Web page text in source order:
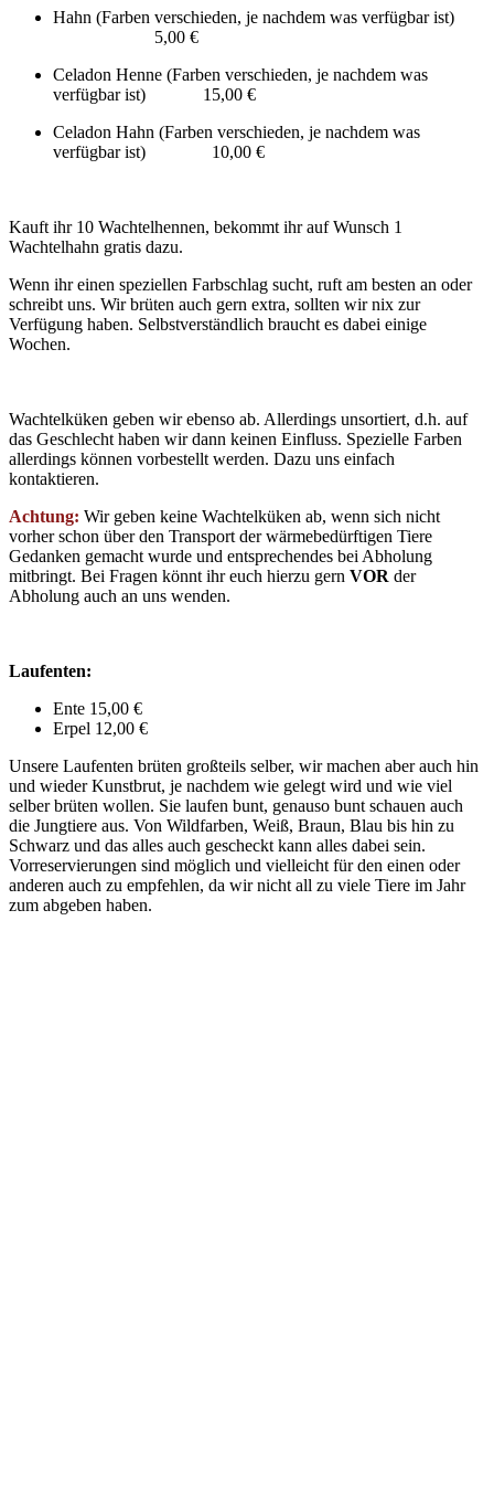
Hahn (Farben verschieden, je nachdem was verfügbar ist)
5,00 €
Celadon Henne (Farben verschieden, je nachdem was
verfügbar ist) 15,00 €
Celadon Hahn (Farben verschieden, je nachdem was
verfügbar ist) 10,00 €
Kauft ihr 10 Wachtelhennen, bekommt ihr auf Wunsch 1
Wachtelhahn gratis dazu.
Wenn ihr einen speziellen Farbschlag sucht, ruft am besten an oder
schreibt uns. Wir brüten auch gern extra, sollten wir nix zur
Verfügung haben. Selbstverständlich braucht es dabei einige
Wochen.
Wachtelküken geben wir ebenso ab. Allerdings unsortiert, d.h. auf
das Geschlecht haben wir dann keinen Einfluss. Spezielle Farben
allerdings können vorbestellt werden. Dazu uns einfach
kontaktieren.
Achtung: Wir geben keine Wachtelküken ab, wenn sich nicht
vorher schon über den Transport der wärmebedürftigen Tiere
Gedanken gemacht wurde und entsprechendes bei Abholung
mitbringt. Bei Fragen könnt ihr euch hierzu gern VOR der
Abholung auch an uns wenden.
Laufenten:
Ente 15,00 €
Erpel 12,00 €
Unsere Laufenten brüten großteils selber, wir machen aber auch hin
und wieder Kunstbrut, je nachdem wie gelegt wird und wie viel
selber brüten wollen. Sie laufen bunt, genauso bunt schauen auch
die Jungtiere aus. Von Wildfarben, Weiß, Braun, Blau bis hin zu
Schwarz und das alles auch gescheckt kann alles dabei sein.
Vorreservierungen sind möglich und vielleicht für den einen oder
anderen auch zu empfehlen, da wir nicht all zu viele Tiere im Jahr
zum abgeben haben.